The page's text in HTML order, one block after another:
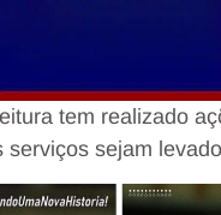
tem realizado
sejam